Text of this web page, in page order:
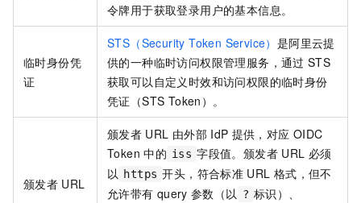
令牌用于获取登录用户的基本信息。
临时身份凭
证
STS（Security Token Service） 是阿里云提
供的一种临时访问权限管理服务，通过 STS
获取可以自定义时效和访问权限的临时身份
凭证（STS Token）。
颁发者 URL
颁发者 URL 由外部 IdP 提供，对应 OIDC
Token 中的 iss 字段值。颁发者 URL 必须
以 https 开头，符合标准 URL 格式，但不
允许带有 query 参数（以 ? 标识）、